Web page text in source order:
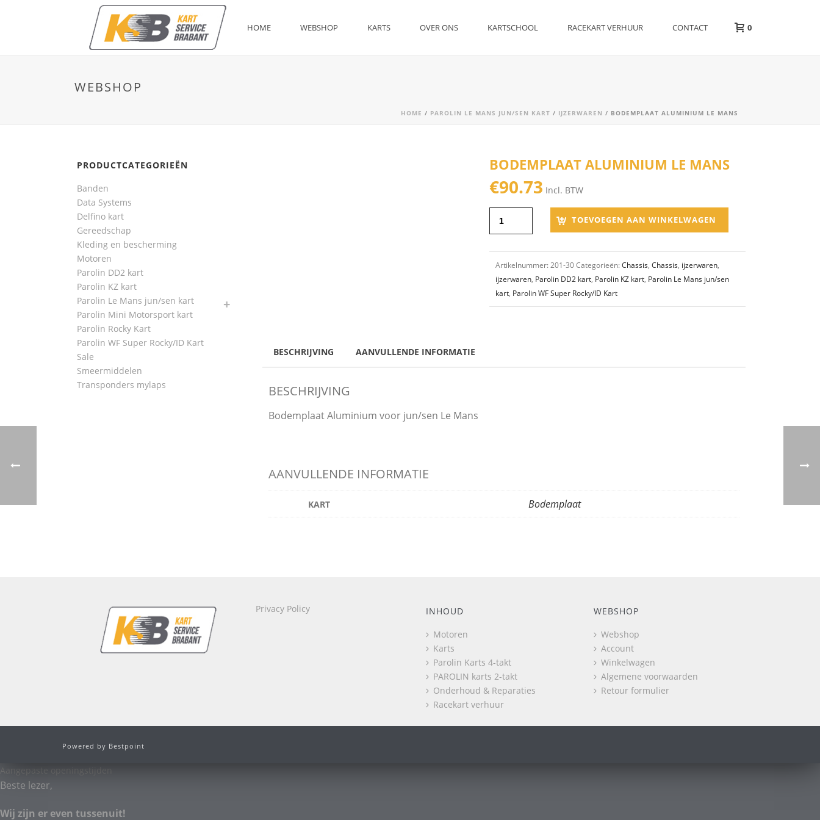
HOME WEBSHOP KARTS OVER ONS KARTSCHOOL RACEKART VERHUUR CONTACT 0
WEBSHOP
HOME / PAROLIN LE MANS JUN/SEN KART / IJZERWAREN / BODEMPLAAT ALUMINIUM LE MANS
BODEMPLAAT ALUMINIUM LE MANS
€90.73 Incl. BTW
TOEVOEGEN AAN WINKELWAGEN
Artikelnummer:201-30Categorieën:Chassis,Chassis, ijzerwaren,
ijzerwaren, Parolin DD2 kart, Parolin KZ kart, Parolin Le Mans jun/sen
kart, Parolin WF Super Rocky/ID Kart
BESCHRIJVING AANVULLENDE INFORMATIE
BESCHRIJVING
Bodemplaat Aluminium voor jun/sen Le Mans
AANVULLENDE INFORMATIE
KART Bodemplaat
PRODUCTCATEGORIEËN
Banden
Data Systems
Delfino kart
Gereedschap
Kleding en bescherming
Motoren
Parolin DD2 kart
Parolin KZ kart
Parolin Le Mans jun/sen kart
Parolin Mini Motorsport kart
Parolin Rocky Kart
Parolin WF Super Rocky/ID Kart
Sale
Smeermiddelen
Transponders mylaps
Privacy Policy
INHOUD
Motoren
Karts
Parolin Karts 4-takt
PAROLIN karts 2-takt
Onderhoud & Reparaties
Racekart verhuur
WEBSHOP
Webshop
Account
Winkelwagen
Algemene voorwaarden
Retour formulier
Powered by Bestpoint
Aangepaste openingstijden
Beste lezer,
Wij zijn er even tussenuit!